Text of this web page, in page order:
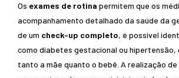
Os exames de rotina permitem que os
acompanhamento detalhado da saúde da
de um check-up completo, é possível
como diabetes gestacional ou
tanto a mãe quanto o bebê. A realização de